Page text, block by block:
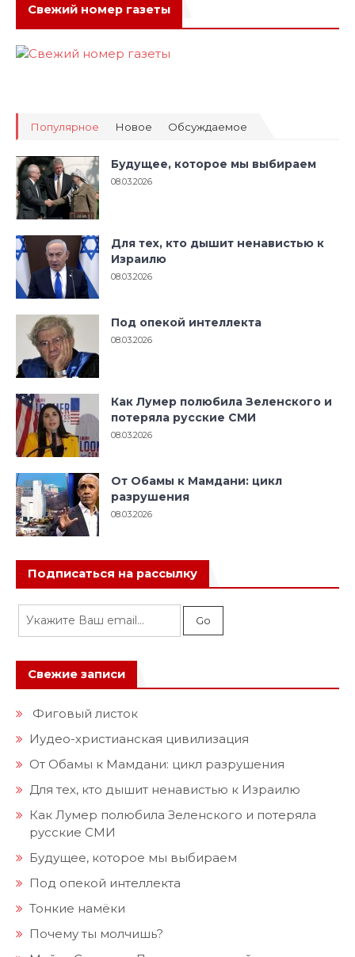
Свежий номер газеты
Популярное Новое Обсуждаемое
Будущее, которое мы выбираем
08.03.2026
Для тех, кто дышит ненавистью к
Израилю
08.03.2026
Под опекой интеллекта
08.03.2026
Как Лумер полюбила Зеленского и
потеряла русские СМИ
08.03.2026
От Обамы к Мамдани: цикл
разрушения
08.03.2026
Подписаться на рассылку
Свежие записи
Фиговый листок
Иудео-христианская цивилизация
От Обамы к Мамдани: цикл разрушения
Для тех, кто дышит ненавистью к Израилю
Как Лумер полюбила Зеленского и потеряла
русские СМИ
Будущее, которое мы выбираем
Под опекой интеллекта
Тонкие намёки
Почему ты молчишь?